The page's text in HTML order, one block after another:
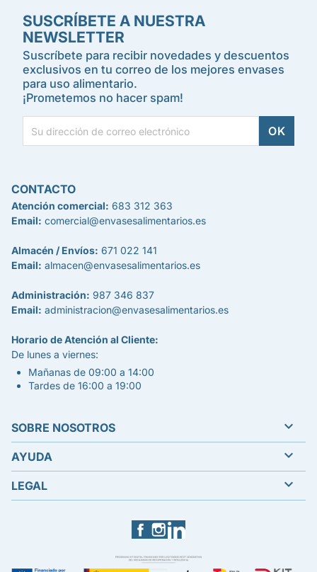
SUSCRÍBETE A NUESTRA
NEWSLETTER
Suscríbete para recibir novedades y descuentos
exclusivos en tu correo de los mejores envases
para uso alimentario.
¡Prometemos no hacer spam!
Facebook
CONTACTO
Atención comercial: 683 312 363
Email: comercial@envasesalimentarios.es
Almacén / Envíos: 671 022 141
Email: almacen@envasesalimentarios.es
Administración: 987 346 837
Email: administracion@envasesalimentarios.es
Horario de Atención al Cliente:
De lunes a viernes:
Mañanas de 09:00 a 14:00
Tardes de 16:00 a 19:00
SOBRE NOSOTROS 
AYUDA 
LEGAL 